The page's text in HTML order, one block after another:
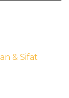
& Sifat